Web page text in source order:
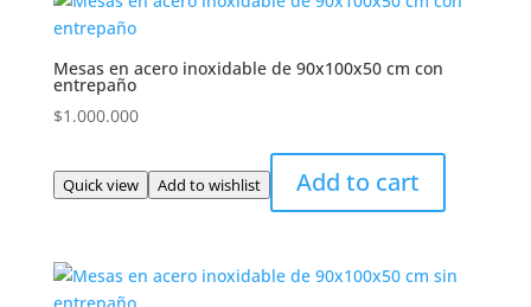
Mesas en acero inoxidable de 90x100x50 cm con
entrepaño
$1.000.000
Quick view Add to wishlist Add to cart